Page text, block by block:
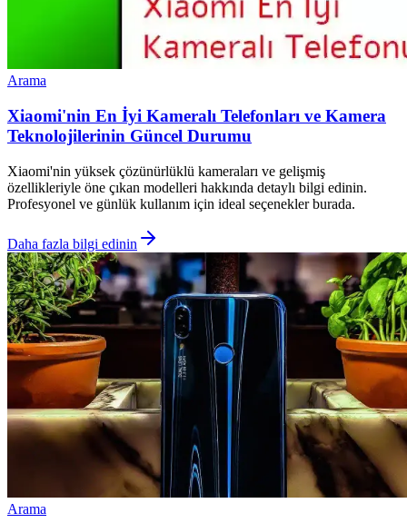
Arama
Xiaomi'nin En İyi Kameralı Telefonları ve Kamera
Teknolojilerinin Güncel Durumu
Xiaomi'nin yüksek çözünürlüklü kameraları ve gelişmiş
özellikleriyle öne çıkan modelleri hakkında detaylı bilgi edinin.
Profesyonel ve günlük kullanım için ideal seçenekler burada.
Daha fazla bilgi edinin
Arama